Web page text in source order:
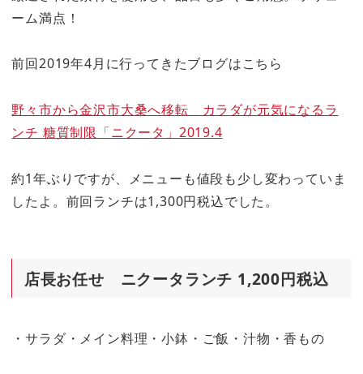
ーム満点！
前回2019年4月に行ってきたブログはこちら
野々市から金沢市大桑へ移転 カラダが元気になるラ
ンチ 糖質制限「ニクータ」2019.4
約1年ぶりですが、メニューも値段も少し変わっていま
したよ。前回ランチは1,300円税込でした。
店長お任せ ニクータランチ 1,200円税込
・サラダ・メイン料理・小鉢・ご飯・汁物・香もの